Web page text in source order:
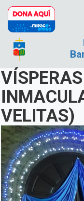
Pasar al contenido principal
VELITAS)